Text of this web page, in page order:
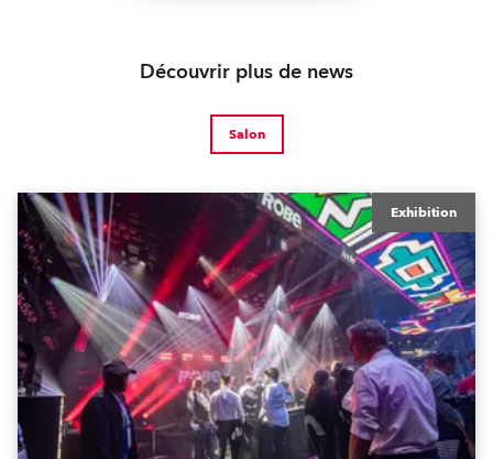
Découvrir plus de news
Salon
Exhibition